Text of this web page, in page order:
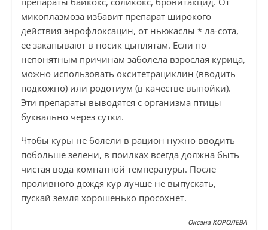
микоплазмоза избавит препарат широкого
действия энрофлоксацин, от ньюкаслы * ла-сота,
ее закапывают в носик цыплятам. Если по
непонятным причинам заболела взрослая курица,
можно использовать окситетрациклин (вводить
подкожно) или родотиум (в качестве выпойки).
Эти препараты выводятся с организма птицы
буквально через сутки.
Чтобы куры не болели в рацион нужно вводить
побольше зелени, в поилках всегда должна быть
чистая вода комнатной температуры. После
проливного дождя кур лучше не выпускать,
пускай земля хорошенько просохнет.
Оксана КОРОЛЕВА